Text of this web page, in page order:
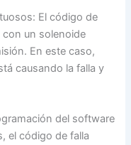
El código de
con un solenoide
En este caso,
causando la falla y
del software
el código de falla